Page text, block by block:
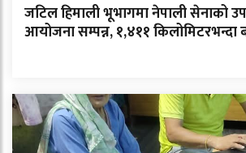
जटिल हिमाली भूभागमा नेपाली सेनाको
आयोजना सम्पन्न, १,४११ किलोमिटरभन्दा